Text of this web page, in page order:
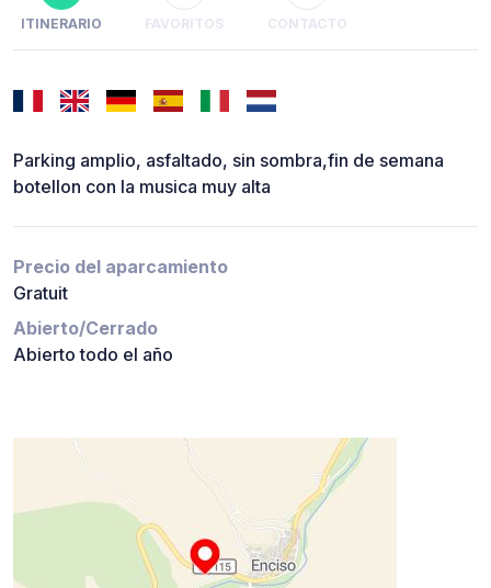
ITINERARIO FAVORITOS CONTACTO
Parking amplio, asfaltado, sin sombra,fin de semana
botellon con la musica muy alta
Precio del aparcamiento
Gratuit
Abierto/Cerrado
Abierto todo el año